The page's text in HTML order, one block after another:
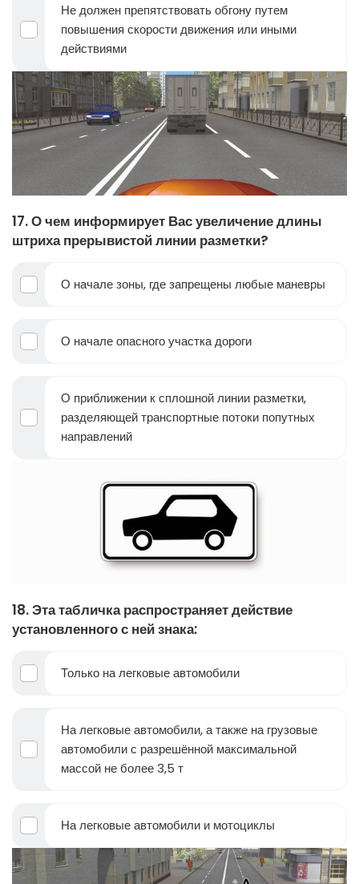
Не должен препятствовать обгону путем
повышения скорости движения или иными
действиями
17. О чем информирует Вас увеличение длины
штриха прерывистой линии разметки?
О начале зоны, где запрещены любые маневры
О начале опасного участка дороги
О приближении к сплошной линии разметки,
разделяющей транспортные потоки попутных
направлений
18. Эта табличка распространяет действие
установленного с ней знака:
Только на легковые автомобили
На легковые автомобили, а также на грузовые
автомобили с разрешённой максимальной
массой не более 3,5 т
На легковые автомобили и мотоциклы